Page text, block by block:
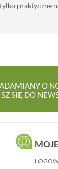
praktyczne
O
SIĘ DO